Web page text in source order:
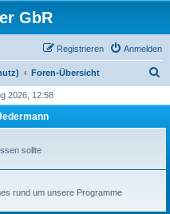
GbR
Anmelden
Registrieren
Foren-Übersicht
h
2026, 12:58
sollte
rund um unsere Programme